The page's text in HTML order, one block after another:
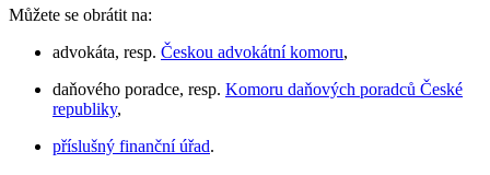
Můžete se obrátit na:
advokáta, resp. Českou advokátní komoru,
daňového poradce, resp. Komoru daňových poradců České
republiky,
příslušný finanční úřad.